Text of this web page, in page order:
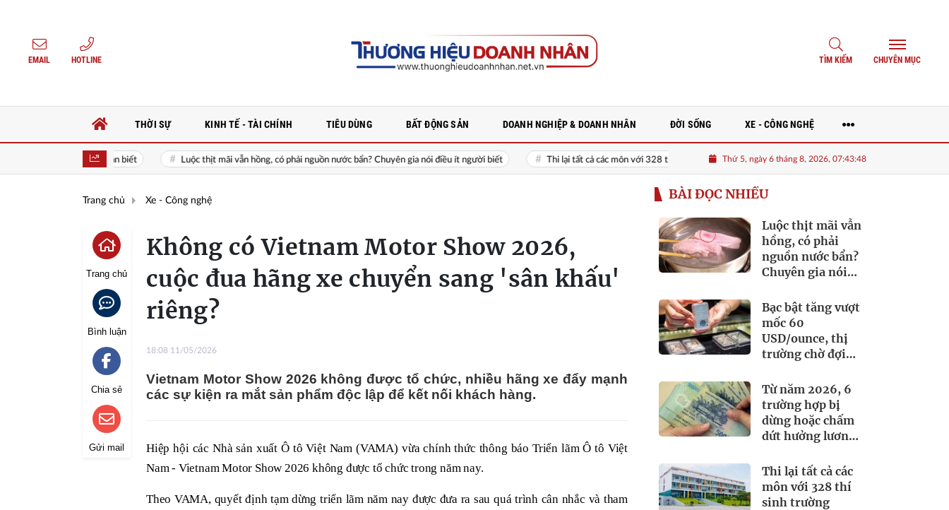
EMAIL HOTLINE TÌM KIẾM CHUYÊN MỤC
THỜI SỰ KINH TẾ - TÀI CHÍNH TIÊU DÙNG BẤT ĐỘNG SẢN DOANH NGHIỆP & DOANH NHÂN ĐỜI SỐNG XE - CÔNG NGHỆ
Luộc thịt mãi vẫn hồng, có phải nguồn nước bẩn? Chuyên gia nói điều ít người biết Thi lại tất cả các môn với 328 thí sinh trường THPT Chuyên Tuyên Quang Marina Living Halong: Định hình
Thứ 5, ngày 6 tháng 8, 2026, 07:43:50
Trang chủ Xe - Công nghệ
Trang chủ
Bình luận
Chia sẻ
Gửi mail
Không có Vietnam Motor Show 2026,
cuộc đua hãng xe chuyển sang 'sân khấu'
riêng?
18:08 11/05/2026
Vietnam Motor Show 2026 không được tổ chức, nhiều hãng xe đẩy mạnh
các sự kiện ra mắt sản phẩm độc lập để kết nối khách hàng.
Hiệp hội các Nhà sản xuất Ô tô Việt Nam (VAMA) vừa chính thức thông báo Triển lãm Ô tô Việt
Nam - Vietnam Motor Show 2026 không được tổ chức trong năm nay.
Theo VAMA, quyết định tạm dừng triển lãm năm nay được đưa ra sau quá trình cân nhắc và tham
BÀI ĐỌC NHIỀU
Luộc thịt mãi vẫn
hồng, có phải
nguồn nước bẩn?
Chuyên gia nói
Bạc bật tăng vượt
mốc 60
USD/ounce, thị
trường chờ đợi
Từ năm 2026, 6
trường hợp bị
dừng hoặc chấm
dứt hưởng lương
cần biết
Thi lại tất cả các
môn với 328 thí
sinh trường